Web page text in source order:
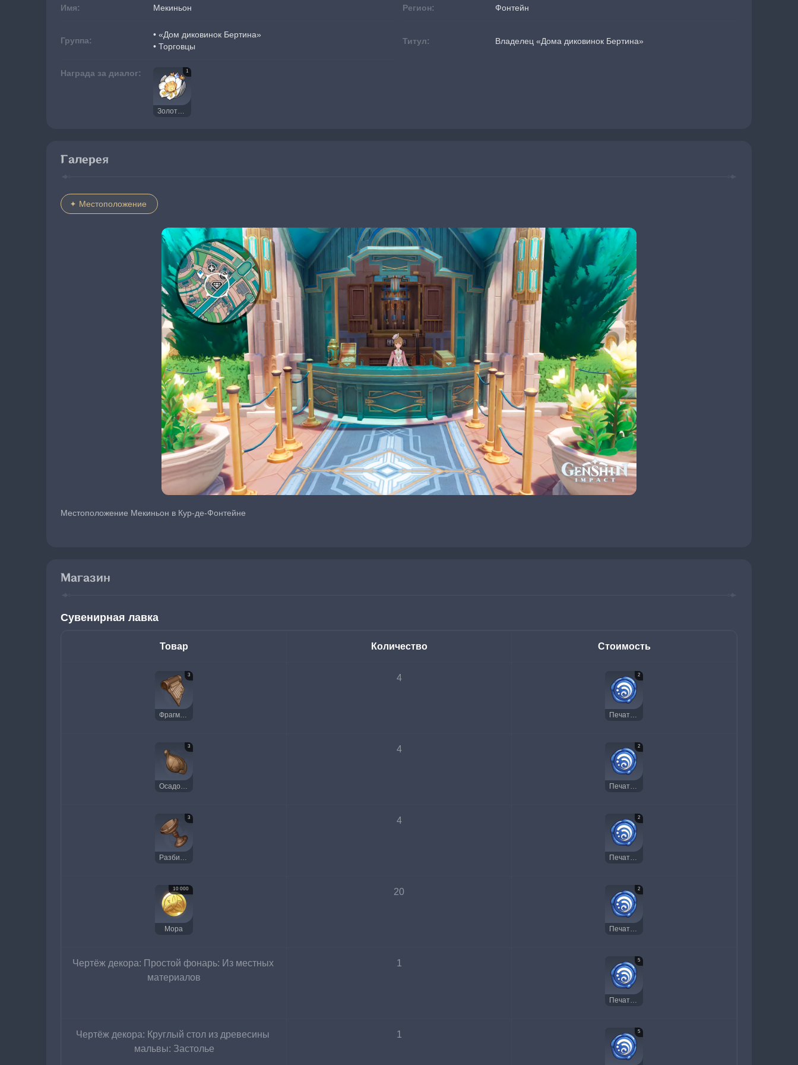
Имя: Мекиньон Регион: Фонтейн
Группа:
• «Дом диковинок Бертина»
• Торговцы
Титул: Владелец «Дома диковинок Бертина»
Награда за диалог: 1
Золотая труппа
Галерея
Местоположение
Местоположение Мекиньон в Кур-де-Фонтейне
Магазин
Сувенирная лавка
Товар Количество Стоимость
3
Фрагмент отзвука древней струны
4 2
Печать Гидро
3
Осадок чистой капли росы
4 2
Печать Гидро
3
Разбитая чаша непорочного моря
4 2
Печать Гидро
10 000
Мора
20 2
Печать Гидро
Чертёж декора: Простой фонарь: Из местных
материалов
1 5
Печать Гидро
Чертёж декора: Круглый стол из древесины
мальвы: Застолье
1 5